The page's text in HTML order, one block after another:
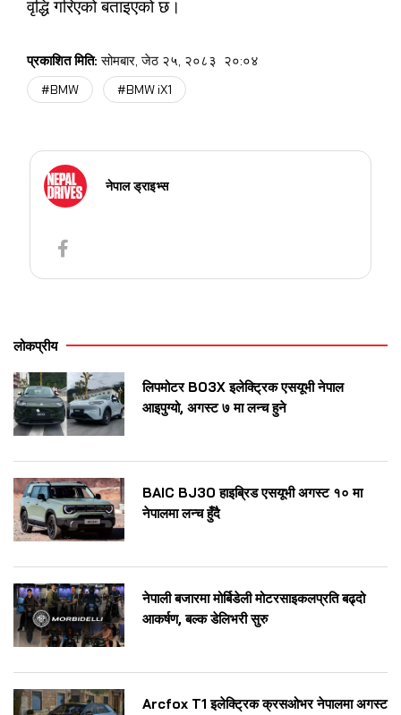
वृद्धि गरिएको बताइएको छ।
प्रकाशित मिति:सोमबार, जेठ २५, २०८३ २०:०४
#BMW #BMW iX1
नेपाल ड्राइभ्स
लोकप्रीय
लिपमोटर B03X इलेक्ट्रिक एसयूभी नेपाल
आइपुग्यो, अगस्ट ७ मा लन्च हुने
BAIC BJ30 हाइब्रिड एसयूभी अगस्ट १० मा
नेपालमा लन्च हुँदै
नेपाली बजारमा मोर्बिडेली मोटरसाइकलप्रति बढ्दो
आकर्षण, बल्क डेलिभरी सुरु
Arcfox T1 इलेक्ट्रिक क्रसओभर नेपालमा अगस्ट